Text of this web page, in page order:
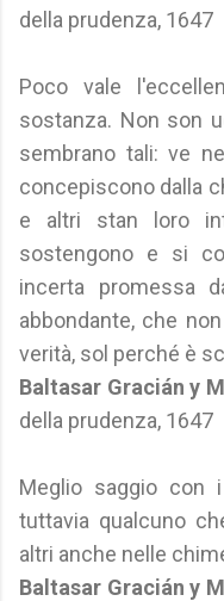
della prudenza, 1647
Poco vale
sostanza. Non son
sembrano tali: ve
concepiscono dalla
e altri stan loro
sostengono e si
incerta promessa
abbondante, che
verità, sol perché è
Baltasar Gracián y
della prudenza, 1647
Meglio saggio con
tuttavia qualcuno
altri anche nelle
Baltasar Gracián y